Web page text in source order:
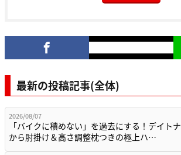
最新の投稿記事(全体)
2026/08/07
「バイクに積めない」を過去にする！デイトナ
から肘掛け＆高さ調整枕つきの極上ハ…